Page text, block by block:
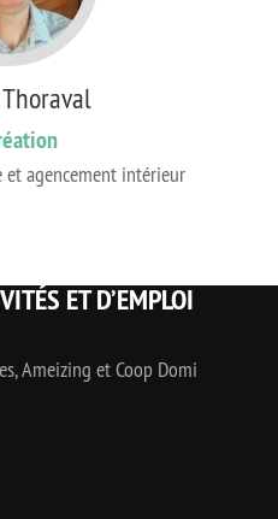
et agencement intérieur
ET D’EMPLOI
Ameizing et Coop Domi